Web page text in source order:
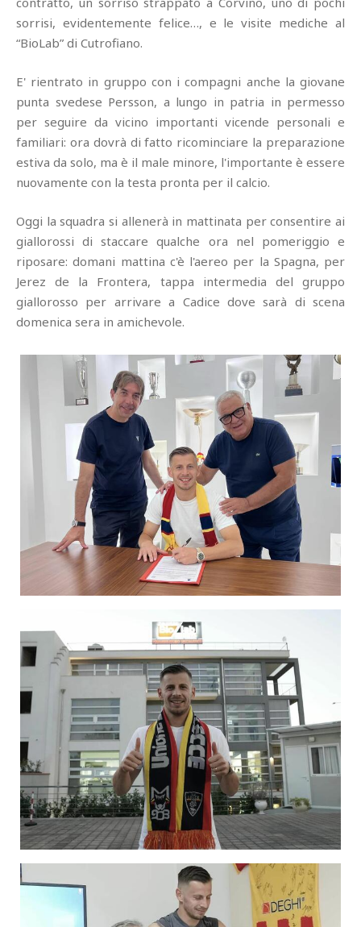
sorrisi, evidentemente felice…, e le visite mediche al
“BioLab” di Cutrofiano.
E' rientrato in gruppo con i compagni anche la giovane
punta svedese Persson, a lungo in patria in permesso
per seguire da vicino importanti vicende personali e
familiari: ora dovrà di fatto ricominciare la preparazione
estiva da solo, ma è il male minore, l'importante è essere
nuovamente con la testa pronta per il calcio.
Oggi la squadra si allenerà in mattinata per consentire ai
giallorossi di staccare qualche ora nel pomeriggio e
riposare: domani mattina c'è l'aereo per la Spagna, per
Jerez de la Frontera, tappa intermedia del gruppo
giallorosso per arrivare a Cadice dove sarà di scena
domenica sera in amichevole.